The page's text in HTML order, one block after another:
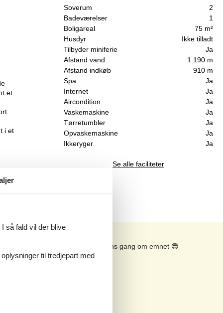
Soverum
2
Badeværelser
1
Boligareal
75 m²
Husdyr
Ikke tilladt
Tilbyder miniferie
Ja
Afstand vand
1.190 m
Afstand indkøb
910 m
Spa
Ja
Internet
Ja
Aircondition
Ja
Vaskemaskine
Ja
Tørretumbler
Ja
Opvaskemaskine
Ja
Ikkeryger
Ja
Se alle faciliteter
et
i et
Se solens gang om emnet 😎
så fald vil der blive
til tredjepart med